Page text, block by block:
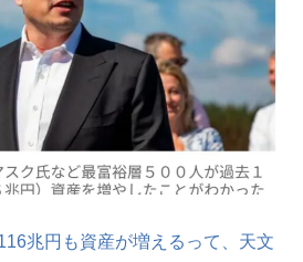
兆円も資産が増えるって、天文